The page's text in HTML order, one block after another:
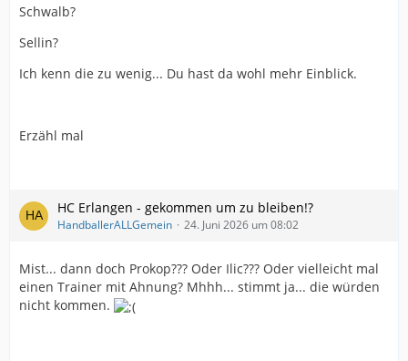
Schwalb?
Sellin?
Ich kenn die zu wenig... Du hast da wohl mehr Einblick.
Erzähl mal
HC Erlangen - gekommen um zu bleiben!?
HandballerALLGemein 24. Juni 2026 um 08:02
Mist... dann doch Prokop??? Oder Ilic??? Oder vielleicht mal
einen Trainer mit Ahnung? Mhhh... stimmt ja... die würden
nicht kommen.